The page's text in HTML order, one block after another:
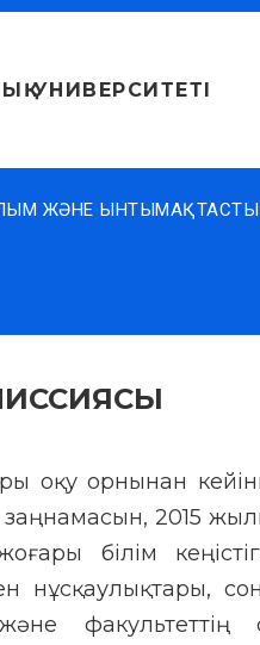
УНИВЕРСИТЕТІ
ЖӘНЕ
оқу орнынан
2015
білім
нұсқаулықтары,